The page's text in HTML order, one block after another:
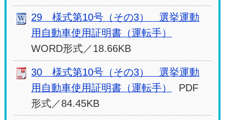
29 様式第10号（その3） 選挙運動
用自動車使用証明書（運転手）
WORD形式／18.66KB
30 様式第10号（その3） 選挙運動
用自動車使用証明書（運転手）
PDF
形式／84.45KB